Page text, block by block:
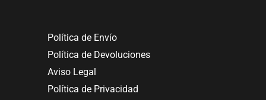
Política de Envío
Política de Devoluciones
Aviso Legal
Política de Privacidad